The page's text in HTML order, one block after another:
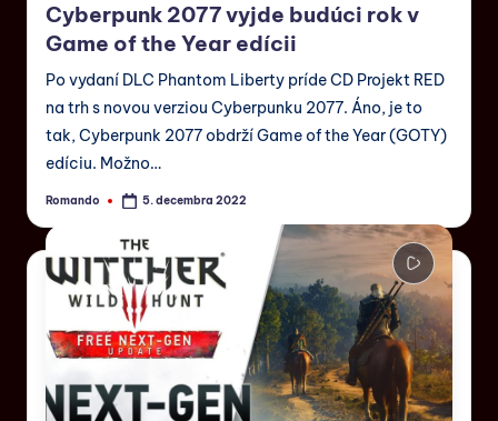
Cyberpunk 2077 vyjde budúci rok v
Game of the Year edícii
Po vydaní DLC Phantom Liberty príde CD Projekt RED
na trh s novou verziou Cyberpunku 2077. Áno, je to
tak, Cyberpunk 2077 obdrží Game of the Year (GOTY)
edíciu. Možno…
Romando 5. decembra 2022